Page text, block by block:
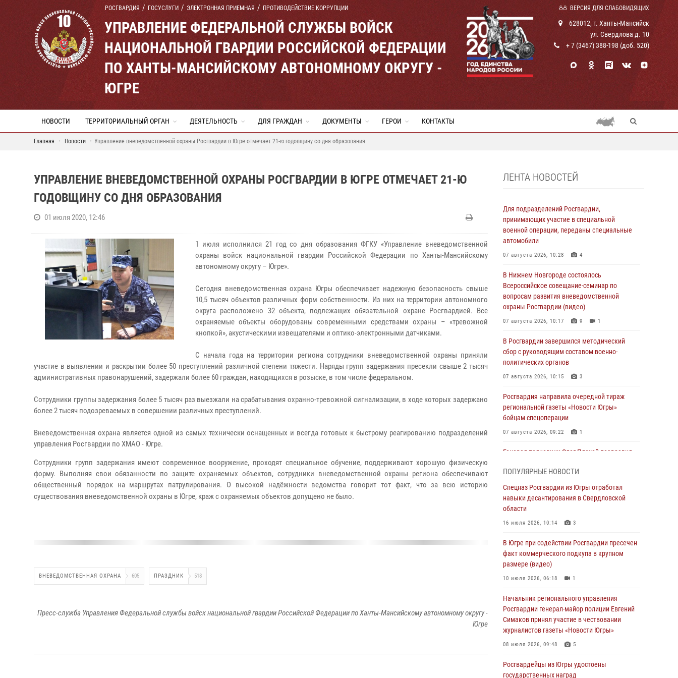
РОСГВАРДИЯ ГОСУСЛУГИ ЭЛЕКТРОННАЯ ПРИЕМНАЯ ПРОТИВОДЕЙСТВИЕ КОРРУПЦИИ ВЕРСИЯ ДЛЯ СЛАБОВИДЯЩИХ
УПРАВЛЕНИЕ ФЕДЕРАЛЬНОЙ СЛУЖБЫ ВОЙСК
НАЦИОНАЛЬНОЙ ГВАРДИИ РОССИЙСКОЙ ФЕДЕРАЦИИ
ПО ХАНТЫ-МАНСИЙСКОМУ АВТОНОМНОМУ ОКРУГУ -
ЮГРЕ
628012, г. Ханты-Мансийск
ул. Свердлова д. 10
+ 7 (3467) 388-198 (доб. 520)
НОВОСТИ ТЕРРИТОРИАЛЬНЫЙ ОРГАН ДЕЯТЕЛЬНОСТЬ ДЛЯ ГРАЖДАН ДОКУМЕНТЫ ГЕРОИ КОНТАКТЫ
Главная Новости Управление вневедомственной охраны Росгвардии в Югре отмечает 21-ю годовщину со дня образования
УПРАВЛЕНИЕ ВНЕВЕДОМСТВЕННОЙ ОХРАНЫ РОСГВАРДИИ В ЮГРЕ ОТМЕЧАЕТ 21-Ю
ГОДОВЩИНУ СО ДНЯ ОБРАЗОВАНИЯ
01 июля 2020, 12:46
1 июля исполнился 21 год со дня образования ФГКУ «Управление вневедомственной
охраны войск национальной гвардии Российской Федерации по Ханты-Мансийскому
автономному округу – Югре».
Сегодня вневедомственная охрана Югры обеспечивает надежную безопасность свыше
10,5 тысяч объектов различных форм собственности. Из них на территории автономного
округа расположено 32 объекта, подлежащих обязательной охране Росгвардией. Все
охраняемые объекты оборудованы современными средствами охраны – «тревожной
кнопкой», акустическими извещателями и оптико-электронными датчиками.
С начала года на территории региона сотрудники вневедомственной охраны приняли
участие в выявлении и раскрытии более 50 преступлений различной степени тяжести. Наряды групп задержания пресекли свыше 2 тысяч
административных правонарушений, задержали более 60 граждан, находящихся в розыске, в том числе федеральном.
Сотрудники группы задержания более 5 тысяч раз выезжали на срабатывания охранно-тревожной сигнализации, в ходе которых задержано
более 2 тысяч подозреваемых в совершении различных преступлений.
Вневедомственная охрана является одной из самых технически оснащенных и всегда готовых к быстрому реагированию подразделений
управления Росгвардии по ХМАО - Югре.
Сотрудники групп задержания имеют современное вооружение, проходят специальное обучение, поддерживают хорошую физическую
форму. Выполняя свои обязанности по защите охраняемых объектов, сотрудники вневедомственной охраны региона обеспечивают
общественный порядок на маршрутах патрулирования. О высокой надёжности ведомства говорит тот факт, что за всю историю
существования вневедомственной охраны в Югре, краж с охраняемых объектов допущено не было.
ВНЕВЕДОМСТВЕННАЯ ОХРАНА 605 ПРАЗДНИК 518
Пресс-служба Управления Федеральной службы войск национальной гвардии Российской Федерации по Ханты-Мансийскому автономному округу -
Югре
ЛЕНТА НОВОСТЕЙ
Для подразделений Росгвардии,
принимающих участие в специальной
военной операции, переданы специальные
автомобили
07 августа 2026, 10:28 4
В Нижнем Новгороде состоялось
Всероссийское совещание-семинар по
вопросам развития вневедомственной
охраны Росгвардии (видео)
07 августа 2026, 10:17 9 1
В Росгвардии завершился методический
сбор с руководящим составом военно-
политических органов
07 августа 2026, 10:15 3
Росгвардия направила очередной тираж
региональной газеты «Новости Югры»
бойцам спецоперации
07 августа 2026, 09:22 1
Генерал-полковник Олег Плохой поздравил
подразделений Росгвардии с
профессиональным праздником
07 августа 2026, 06:02
Делегация МВД Республики Беларусь
работы Росгвардии в Москве (видео)
06 августа 2026, 11:29 5 1
06 августа 2026, 11:28
Офицеры Росгвардии и ветераны войск
правопорядка почтили память генерала
армии Ивана Кирилловича Яковлева
В Югре при силовой поддержке ОМОН
ПОПУЛЯРНЫЕ НОВОСТИ
Спецназ Росгвардии из Югры отработал
навыки десантирования в Свердловской
области
16 июля 2026, 10:14 3
В Югре при содействии Росгвардии пресечен
факт коммерческого подкупа в крупном
размере (видео)
10 июля 2026, 06:18 1
Начальник регионального управления
Росгвардии генерал-майор полиции Евгений
Симаков принял участие в чествовании
журналистов газеты «Новости Югры»
08 июля 2026, 09:48 5
Росгвардейцы из Югры удостоены
государственных наград